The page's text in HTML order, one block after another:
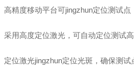
高精度移动平台可jingzhun定位测试
采用高度定位激光，可自动定位测试
定位激光jingzhun定位光斑，确保测试